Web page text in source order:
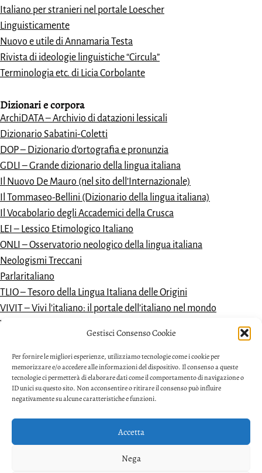
Gestisci Consenso Cookie
Per fornire le migliori esperienze, utilizziamo tecnologie come i cookie per
memorizzare e/o accedere alle informazioni del dispositivo. Il consenso a queste
tecnologie ci permetterà di elaborare dati come il comportamento di navigazione o
ID unici su questo sito. Non acconsentire o ritirare il consenso può influire
negativamente su alcune caratteristiche e funzioni.
Accetta
Nega
Italiano per stranieri nel portale Loescher
Linguisticamente
Nuovo e utile di Annamaria Testa
Rivista di ideologie linguistiche “Circula”
Terminologia etc. di Licia Corbolante
Dizionari ecorpora
ArchiDATA – Archivio di datazioni lessicali
Dizionario Sabatini-Coletti
DOP – Dizionario d’ortografia e pronunzia
GDLI – Grande dizionario della lingua italiana
Il Nuovo De Mauro (nel sito dell’Internazionale)
Il Tommaseo-Bellini (Dizionario della lingua italiana)
Il Vocabolario degli Accademici della Crusca
LEI – Lessico Etimologico Italiano
ONLI – Osservatorio neologico della lingua italiana
Neologismi Treccani
Parlaritaliano
TLIO – Tesoro della Lingua Italiana delle Origini
VIVIT – Vivi l’italiano: il portale dell’italiano nel mondo
Vocabolario dantesco
VoDIM – Vocabolario dell’italiano moderno